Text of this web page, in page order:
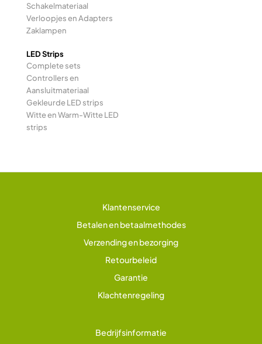
Schakelmateriaal
Verloopjes en Adapters
Zaklampen
LED Strips
Complete sets
Controllers en
Aansluitmateriaal
Gekleurde LED strips
Witte en Warm-Witte LED
strips
Klantenservice
Betalen en betaalmethodes
Verzending en bezorging
Retourbeleid
Garantie
Klachtenregeling
Bedrijfsinformatie